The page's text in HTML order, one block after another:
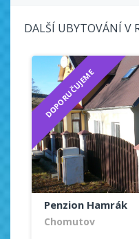
DALŠÍ UBYTOVÁNÍ V
DOPORUČUJEME
Penzion Hamrák
Chomutov